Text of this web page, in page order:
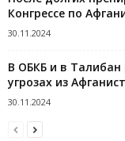
Конгрессе по
30.11.2024
В ОБКБ и в Талибан
угрозах из
30.11.2024